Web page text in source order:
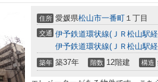
住所 愛媛県松山市一番町 １丁目
交通 伊予鉄道環状線(ＪＲ松山駅
伊予鉄道環状線(ＪＲ松山駅
築年 築37年 階数 12階建 構造